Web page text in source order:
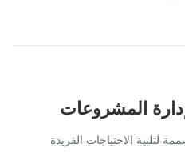
المشروعات
الاحتياجات الفريدة